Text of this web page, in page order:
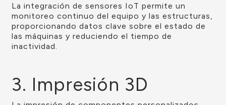
La integración de sensores IoT permite un
monitoreo continuo del equipo y las estructuras,
proporcionando datos clave sobre el estado de
las máquinas y reduciendo el tiempo de
inactividad.
3. Impresión 3D